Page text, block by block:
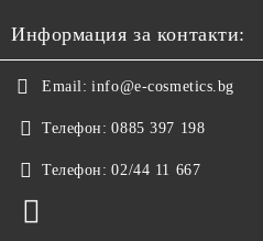
Информация за контакти:
Email: info@e-cosmetics.bg
Телефон: 0885 397 198
Телефон: 02/44 11 667